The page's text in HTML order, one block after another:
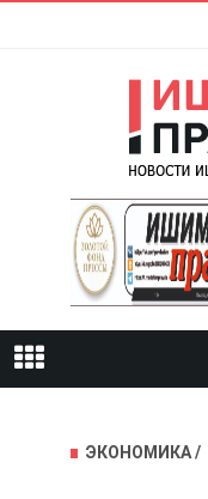
ЭКОНОМИКА